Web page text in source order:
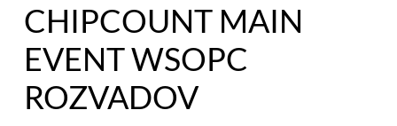
CHIPCOUNT MAIN
EVENT WSOPC
ROZVADOV